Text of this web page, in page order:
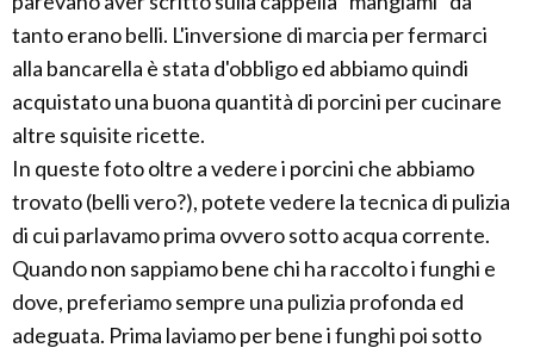
tanto erano belli. L'inversione di marcia per fermarci
alla bancarella è stata d'obbligo ed abbiamo quindi
acquistato una buona quantità di porcini per cucinare
altre squisite ricette.
In queste foto oltre a vedere i porcini che abbiamo
trovato (belli vero?), potete vedere la tecnica di pulizia
di cui parlavamo prima ovvero sotto acqua corrente.
Quando non sappiamo bene chi ha raccolto i funghi e
dove, preferiamo sempre una pulizia profonda ed
adeguata. Prima laviamo per bene i funghi poi sotto